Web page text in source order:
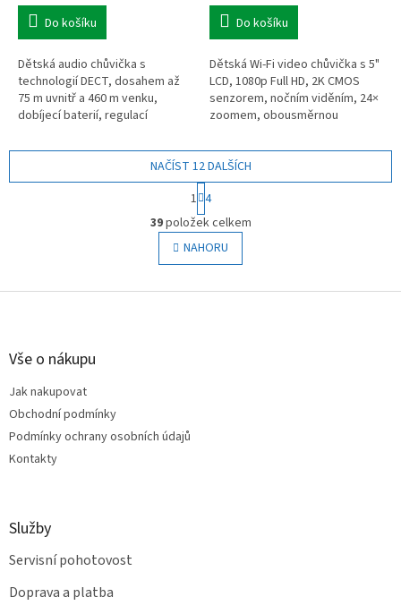
Do košíku
Dětská audio chůvička s
technologií DECT, dosahem až
75 m uvnitř a 460 m venku,
dobíjecí baterií, regulací
indikátorem zvuku a
upozorněním na ztrátu signálu.
Do košíku
Dětská Wi-Fi video chůvička s 5"
LCD, 1080p Full HD, 2K CMOS
senzorem, nočním viděním, 24×
zoomem, obousměrnou
senzorem a aplikací MyVTech
Baby Pro.
O
v
l
á
NAČÍST 12 DALŠÍCH
S
t
r
á
n
k
v
1 4
39položek celkem
NAHORU
Z
Vše o nákupu
Jak nakupovat
Obchodní podmínky
Podmínky ochrany osobních údajů
Kontakty
Služby
Servisní pohotovost
Doprava a platba